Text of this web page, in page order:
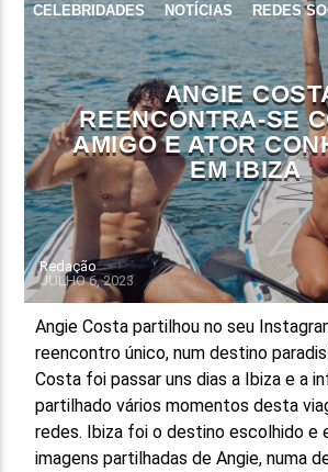
CELEBRIDADES NOTÍCIAS REDES
SEM CATEGORIA
ANGIE
REENCONTRA-SE
AMIGO E ATOR
EM IBIZA
Redação
JULHO 6, 2023
Angie Costa partilhou no seu
reencontro único, num destino
Costa foi passar uns dias a Ibiza e a
partilhado vários momentos desta
redes. Ibiza foi o destino escolhido e
imagens partilhadas de Angie, numa